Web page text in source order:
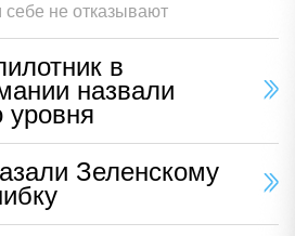
не отказывают
в
назвали
уровня
Зеленскому